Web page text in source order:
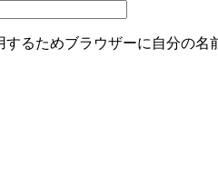
るためブラウザーに自分の名